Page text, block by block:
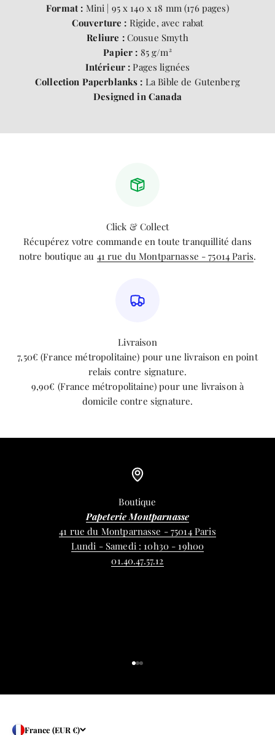
Format : Mini | 95 x 140 x 18 mm (176 pages)
Couverture : Rigide, avec rabat
Reliure :Cousue Smyth
Papier : 85 g/m²
Intérieur : Pages lignées
Collection Paperblanks : La Bible de Gutenberg
Designed in Canada
Click & Collect
Récupérez votre commande en toute tranquillité dans
notre boutique au 41 rue du Montparnasse - 75014 Paris.
Livraison
7,50€ (France métropolitaine) pour une livraison en point
relais contre signature.
9,90€ (France métropolitaine) pour une livraison à
domicile contre signature.
Boutique
Papeterie Montparnasse
41 rue du Montparnasse - 75014 Paris
Lundi - Samedi : 10h30 - 19h00
01.40.47.57.12
France (EUR €)